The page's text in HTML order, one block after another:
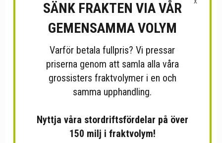
F-kontakt twist on Lamax Blaze B-1
X
SÄNK FRAKTEN VIA VÅR
GEMENSAMMA VOLYM
Varför betala fullpris? Vi pressar
priserna genom att samla alla våra
grossisters fraktvolymer i en och
samma upphandling.
Nyttja våra stordriftsfördelar på över
150 milj i fraktvolym!